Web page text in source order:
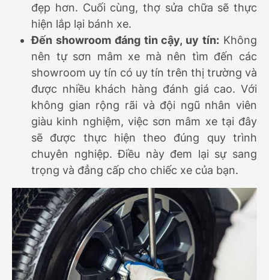
đẹp hơn. Cuối cùng, thợ sửa chữa sẽ thực
hiện lắp lại bánh xe.
Đến showroom đáng tin cậy, uy tín: Không
nên tự sơn mâm xe mà nên tìm đến các
showroom uy tín có uy tín trên thị trường và
được nhiều khách hàng đánh giá cao. Với
không gian rộng rãi và đội ngũ nhân viên
giàu kinh nghiệm, việc sơn mâm xe tại đây
sẽ được thực hiện theo đúng quy trình
chuyên nghiệp. Điều này đem lại sự sang
trọng và đẳng cấp cho chiếc xe của bạn.